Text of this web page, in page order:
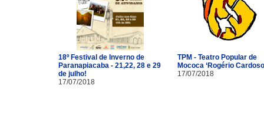
18º Festival de Inverno de
Paranapiacaba - 21,22, 28 e 29
de julho!
17/07/2018
TPM - Teatro Popular de
Mococa ‘Rogério
17/07/2018